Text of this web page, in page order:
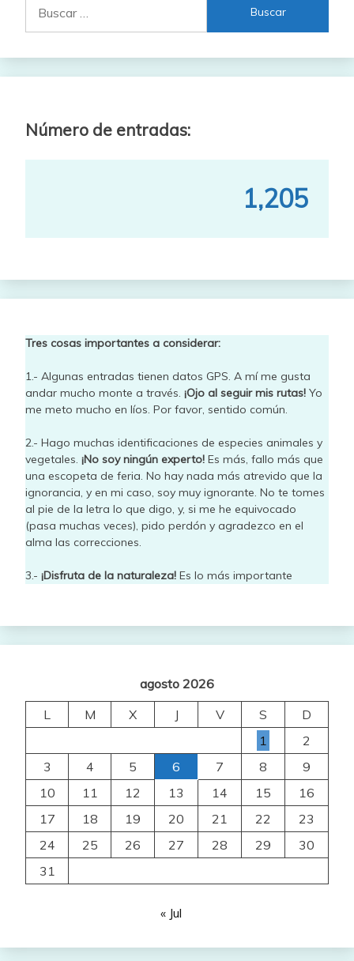
Número de entradas:
1,205
Tres cosas importantes a considerar:
1.- Algunas entradas tienen datos GPS. A mí me gusta
andar mucho monte a través. ¡Ojo al seguir mis rutas! Yo
me meto mucho en líos. Por favor, sentido común.
2.- Hago muchas identificaciones de especies animales y
vegetales. ¡No soy ningún experto! Es más, fallo más que
una escopeta de feria. No hay nada más atrevido que la
ignorancia, y en mi caso, soy muy ignorante. No te tomes
al pie de la letra lo que digo, y, si me he equivocado
(pasa muchas veces), pido perdón y agradezco en el
alma las correcciones.
3.- ¡Disfruta de la naturaleza! Es lo más importante
agosto 2026
L
M X J V S
D
1
2
3
4 5 6 7 8
9
10
11 12 13 14 15
16
17
18 19 20 21 22
23
24
25 26 27 28 29
30
31
« Jul